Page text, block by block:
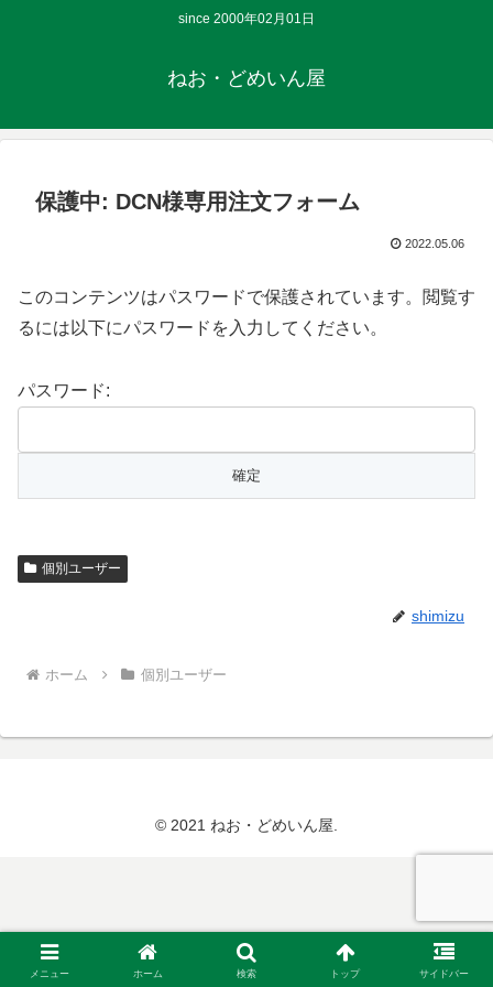
since 2000年02月01日
ねお・どめいん屋
保護中: DCN様専用注文フォーム
2022.05.06
このコンテンツはパスワードで保護されています。閲覧す
るには以下にパスワードを入力してください。
パスワード:
個別ユーザー
shimizu
ホーム 個別ユーザー
© 2021 ねお・どめいん屋.
メニュー ホーム 検索 トップ サイドバー